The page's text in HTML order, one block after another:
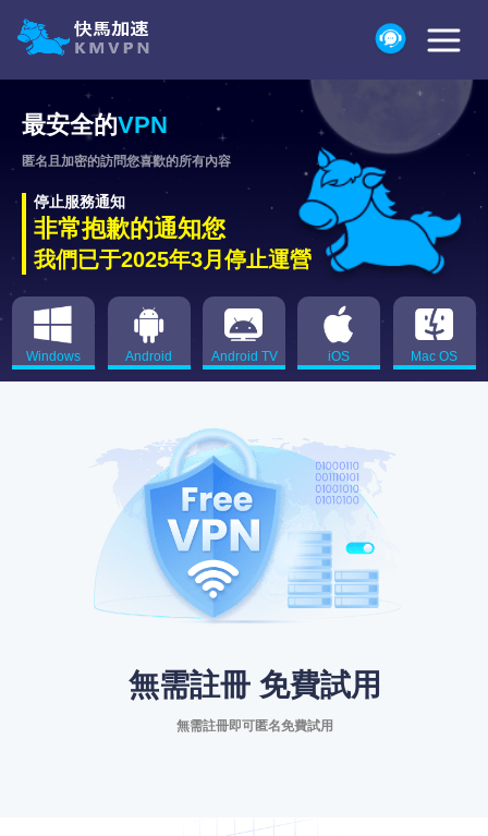
最安全的VPN
匿名且加密的訪問您喜歡的所有內容
停止服務通知
非常抱歉的通知您
我們已于2025年3月停止運營
Windows Android Android TV iOS Mac OS
無需註冊 免費試用
無需註冊即可匿名免費試用